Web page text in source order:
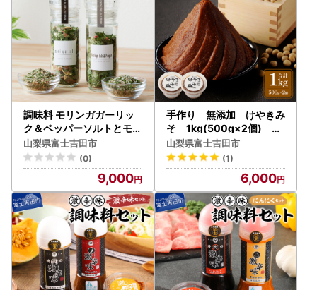
調味料 モリンガガーリッ
ク＆ペッパーソルトとモリ
ンガペッパー＆ソルト ミ
ル2本セット ペッパー塩
山梨県富士吉田市
(0)
9,000
手作り 無添加 けやきみ
そ 1kg(500g×2個) み
そ 大豆 無添加 米麹 食塩
手作り 味噌 無添加 大豆 食
塩
山梨県富士吉田市
(1)
6,000